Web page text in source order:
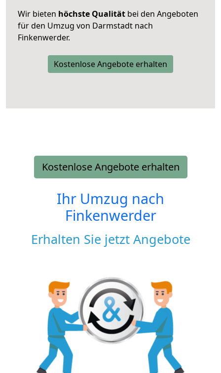
Wir bieten höchste Qualität bei den Angeboten
für den Umzug von Darmstadt nach
Finkenwerder.
Kostenlose Angebote erhalten
Kostenlose Angebote erhalten
Ihr Umzug nach
Finkenwerder
Erhalten Sie jetzt Angebote